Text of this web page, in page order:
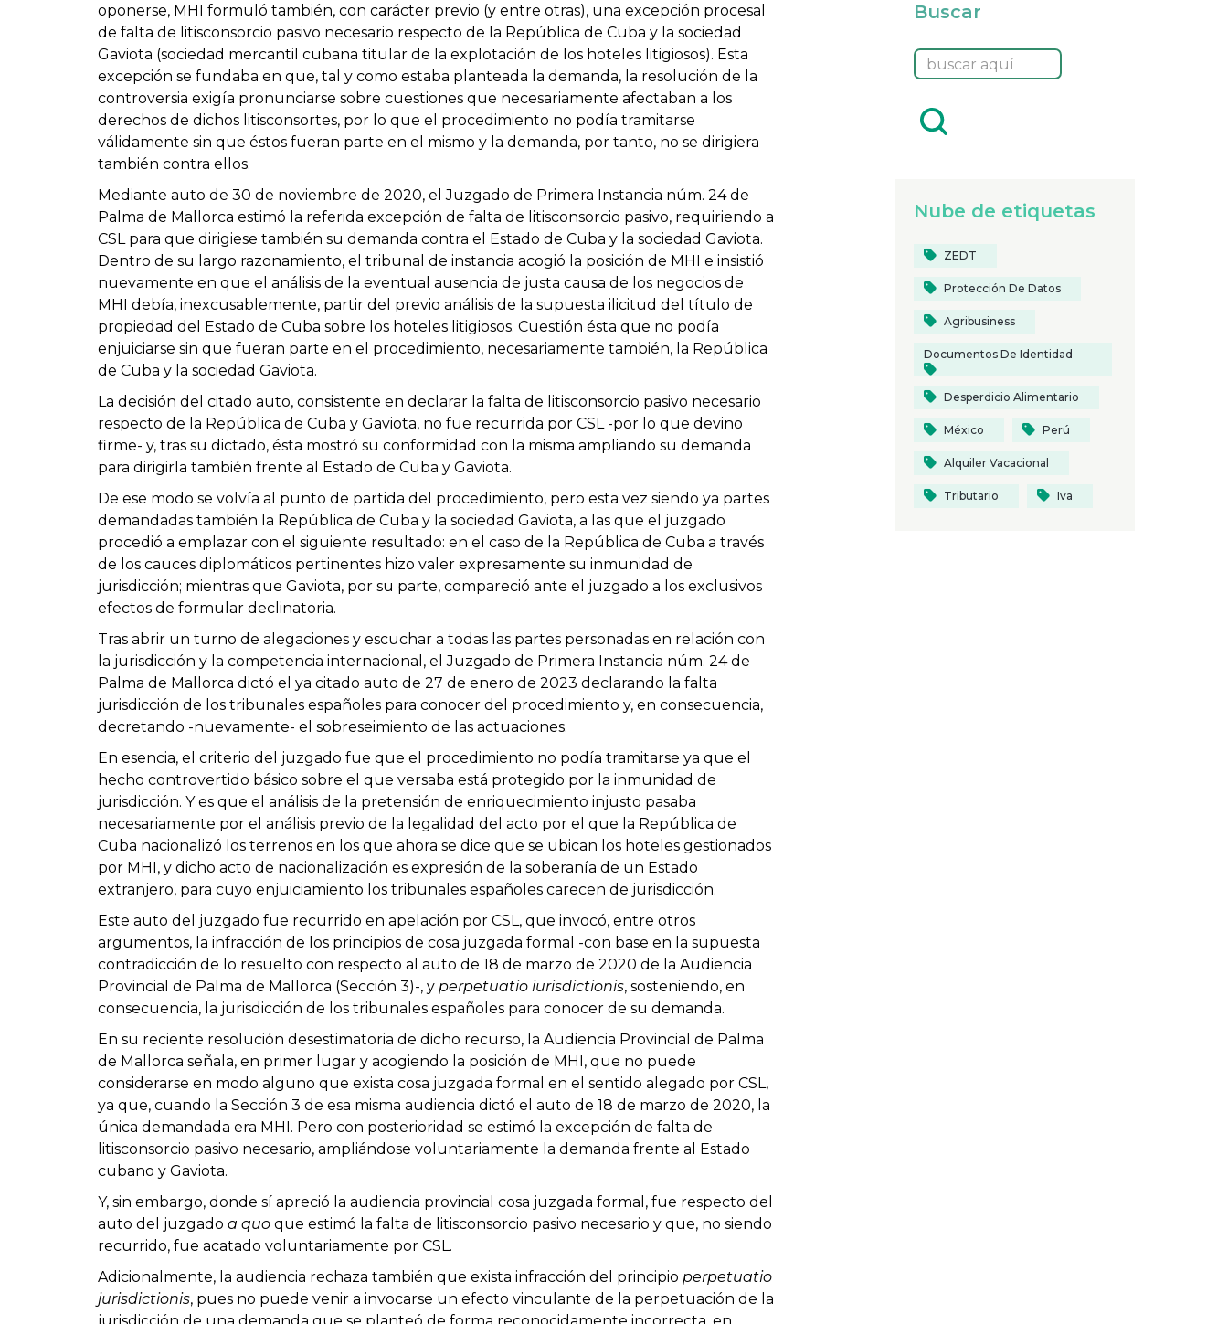
oponerse, MHI formuló también, con carácter previo (y entre otras), una excepción procesal
de falta de litisconsorcio pasivo necesario respecto de la República de Cuba y la sociedad
Gaviota (sociedad mercantil cubana titular de la explotación de los hoteles litigiosos). Esta
excepción se fundaba en que, tal y como estaba planteada la demanda, la resolución de la
controversia exigía pronunciarse sobre cuestiones que necesariamente afectaban a los
derechos de dichos litisconsortes, por lo que el procedimiento no podía tramitarse
válidamente sin que éstos fueran parte en el mismo y la demanda, por tanto, no se dirigiera
también contra ellos.
Mediante auto de 30 de noviembre de 2020, el Juzgado de Primera Instancia núm. 24 de
Palma de Mallorca estimó la referida excepción de falta de litisconsorcio pasivo, requiriendo a
CSL para que dirigiese también su demanda contra el Estado de Cuba y la sociedad Gaviota.
Dentro de su largo razonamiento, el tribunal de instancia acogió la posición de MHI e insistió
nuevamente en que el análisis de la eventual ausencia de justa causa de los negocios de
MHI debía, inexcusablemente, partir del previo análisis de la supuesta ilicitud del título de
propiedad del Estado de Cuba sobre los hoteles litigiosos. Cuestión ésta que no podía
enjuiciarse sin que fueran parte en el procedimiento, necesariamente también, la República
de Cuba y la sociedad Gaviota.
La decisión del citado auto, consistente en declarar la falta de litisconsorcio pasivo necesario
respecto de la República de Cuba y Gaviota, no fue recurrida por CSL -por lo que devino
firme- y, tras su dictado, ésta mostró su conformidad con la misma ampliando su demanda
para dirigirla también frente al Estado de Cuba y Gaviota.
De ese modo se volvía al punto de partida del procedimiento, pero esta vez siendo ya partes
demandadas también la República de Cuba y la sociedad Gaviota, a las que el juzgado
procedió a emplazar con el siguiente resultado: en el caso de la República de Cuba a través
de los cauces diplomáticos pertinentes hizo valer expresamente su inmunidad de
jurisdicción; mientras que Gaviota, por su parte, compareció ante el juzgado a los exclusivos
efectos de formular declinatoria.
Tras abrir un turno de alegaciones y escuchar a todas las partes personadas en relación con
la jurisdicción y la competencia internacional, el Juzgado de Primera Instancia núm. 24 de
Palma de Mallorca dictó el ya citado auto de 27 de enero de 2023 declarando la falta
jurisdicción de los tribunales españoles para conocer del procedimiento y, en consecuencia,
decretando -nuevamente- el sobreseimiento de las actuaciones.
En esencia, el criterio del juzgado fue que el procedimiento no podía tramitarse ya que el
hecho controvertido básico sobre el que versaba está protegido por la inmunidad de
jurisdicción. Y es que el análisis de la pretensión de enriquecimiento injusto pasaba
necesariamente por el análisis previo de la legalidad del acto por el que la República de
Cuba nacionalizó los terrenos en los que ahora se dice que se ubican los hoteles gestionados
por MHI, y dicho acto de nacionalización es expresión de la soberanía de un Estado
extranjero, para cuyo enjuiciamiento los tribunales españoles carecen de jurisdicción.
Este auto del juzgado fue recurrido en apelación por CSL, que invocó, entre otros
argumentos, la infracción de los principios de cosa juzgada formal -con base en la supuesta
contradicción de lo resuelto con respecto al auto de 18 de marzo de 2020 de la Audiencia
Provincial de Palma de Mallorca (Sección 3)-, y perpetuatio iurisdictionis, sosteniendo, en
consecuencia, la jurisdicción de los tribunales españoles para conocer de su demanda.
En su reciente resolución desestimatoria de dicho recurso, la Audiencia Provincial de Palma
de Mallorca señala, en primer lugar y acogiendo la posición de MHI, que no puede
considerarse en modo alguno que exista cosa juzgada formal en el sentido alegado por CSL,
ya que, cuando la Sección 3 de esa misma audiencia dictó el auto de 18 de marzo de 2020, la
única demandada era MHI. Pero con posterioridad se estimó la excepción de falta de
litisconsorcio pasivo necesario, ampliándose voluntariamente la demanda frente al Estado
cubano y Gaviota.
Y, sin embargo, donde sí apreció la audiencia provincial cosa juzgada formal, fue respecto del
auto del juzgado a quo que estimó la falta de litisconsorcio pasivo necesario y que, no siendo
recurrido, fue acatado voluntariamente por CSL.
Adicionalmente, la audiencia rechaza también que exista infracción del principio perpetuatio
jurisdictionis, pues no puede venir a invocarse un efecto vinculante de la perpetuación de la
Buscar
Nube de etiquetas
ZEDT
Protección De Datos
Agribusiness
Documentos De Identidad
Desperdicio Alimentario
México Perú
Alquiler Vacacional
Tributario Iva